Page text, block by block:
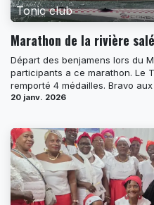
Tonic club
Marathon de la rivière
Départ des benjamens lors du
participants a ce marathon. Le
remporté 4 médailles. Bravo
20 janv. 2026